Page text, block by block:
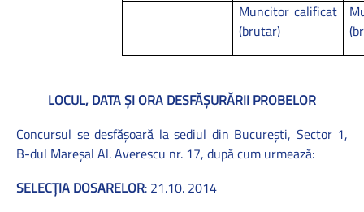
Muncitor calificat
(brutar)
LOCUL, DATA ŞI ORA DESFĂŞURĂRII PROBELOR
Concursul se desfăşoară la sediul din Bucureşti, Sector 1,
B-dul Mareşal Al. Averescu nr. 17, după cum urmează:
SELECŢIA DOSARELOR: 21.10. 2014